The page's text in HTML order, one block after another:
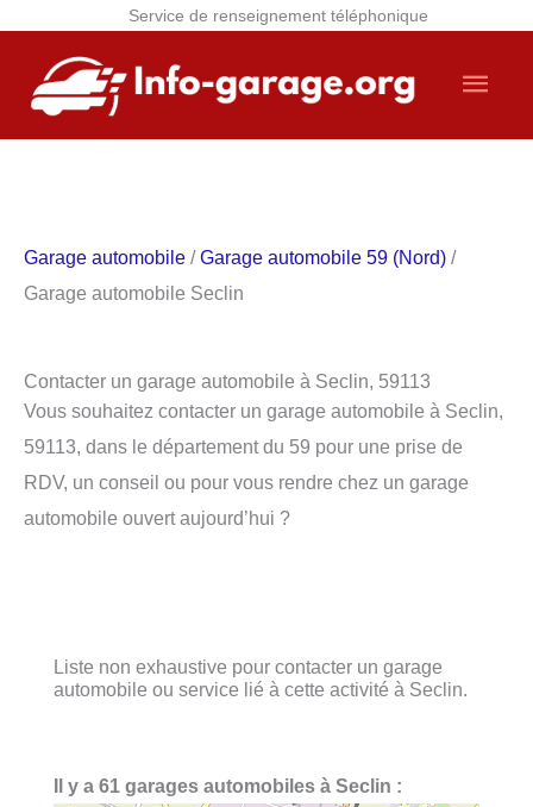
Service de renseignement téléphonique
contenu
Garage automobile /Garage automobile 59 (Nord) /
Garage automobile Seclin
Contacter un garage automobile à Seclin, 59113
Vous souhaitez contacter un garage automobile à Seclin,
59113, dans le département du 59 pour une prise de
RDV, un conseil ou pour vous rendre chez un garage
automobile ouvert aujourd’hui ?
Liste non exhaustive pour contacter un garage
automobile ou service lié à cette activité à Seclin.
Il y a 61 garages automobiles à Seclin :